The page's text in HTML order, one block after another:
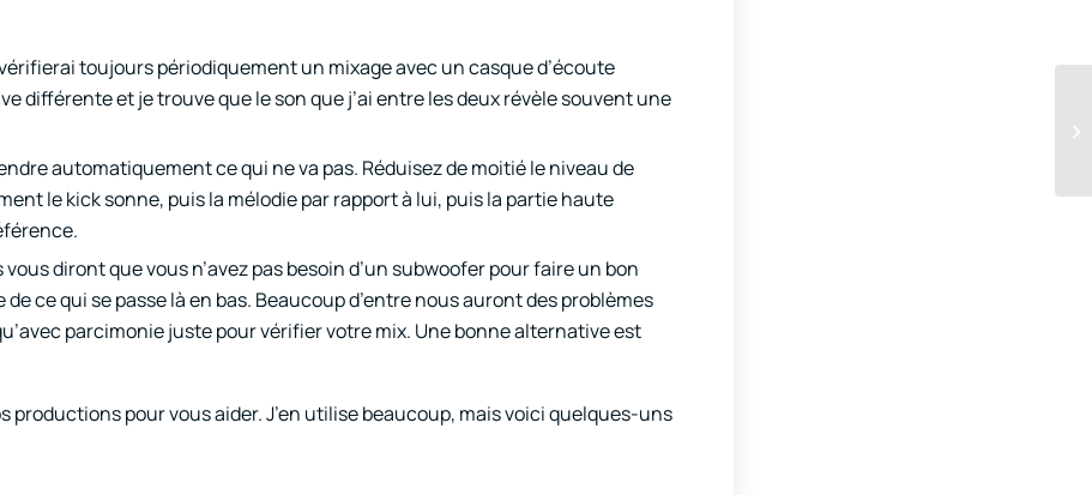
toujours périodiquement un mixage avec un casque d’écoute
différente et je trouve que le son que j’ai entre les deux révèle souvent une
automatiquement ce qui ne va pas. Réduisez de moitié le niveau de
le kick sonne, puis la mélodie par rapport à lui, puis la partie haute
vous diront que vous n’avez pas besoin d’un subwoofer pour faire un bon
ce qui se passe là en bas. Beaucoup d’entre nous auront des problèmes
parcimonie juste pour vérifier votre mix. Une bonne alternative est
productions pour vous aider. J’en utilise beaucoup, mais voici quelques-uns